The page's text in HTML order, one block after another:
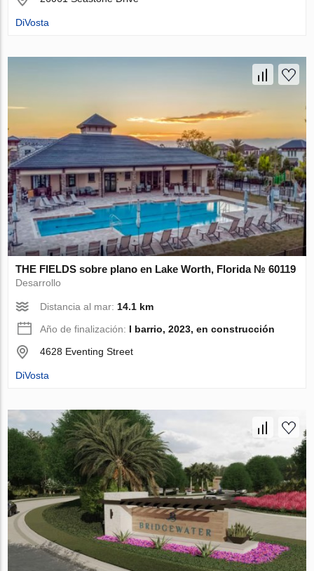
DiVosta
THE FIELDS sobre plano en Lake Worth, Florida № 60119
Desarrollo
Distancia al mar: 14.1 km
Año de finalización: I barrio, 2023, en construcción
4628 Eventing Street
DiVosta